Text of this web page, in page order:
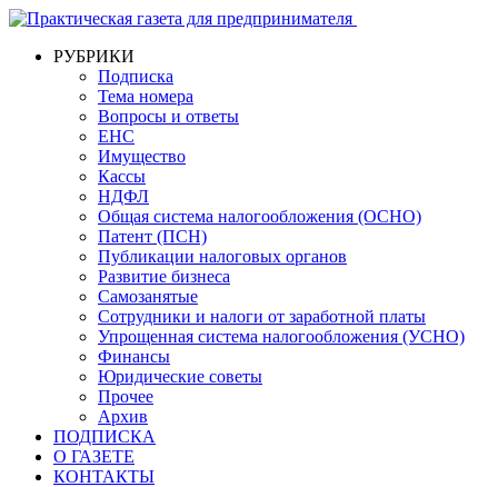
РУБРИКИ
Подписка
Тема номера
Вопросы и ответы
ЕНС
Имущество
Кассы
НДФЛ
Общая система налогообложения (ОСНО)
Патент (ПСН)
Публикации налоговых органов
Развитие бизнеса
Самозанятые
Сотрудники и налоги от заработной платы
Упрощенная система налогообложения (УСНО)
Финансы
Юридические советы
Прочее
Архив
ПОДПИСКА
О ГАЗЕТЕ
КОНТАКТЫ